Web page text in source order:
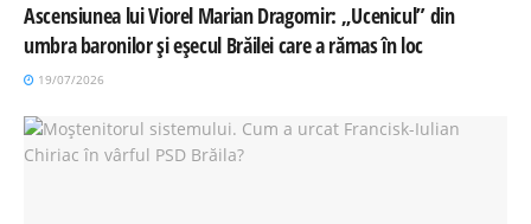
Ascensiunea lui Viorel Marian Dragomir: „Ucenicul” din
umbra baronilor și eșecul Brăilei care a rămas în loc
19/07/2026